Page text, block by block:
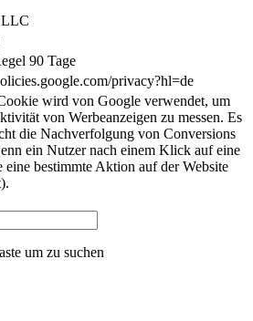
LLC
90 Tage
privacy?hl=de
wird von Google verwendet, um
von Werbeanzeigen zu messen. Es
die Nachverfolgung von Conversions
ein Nutzer nach einem Klick auf eine
eine bestimmte Aktion auf der Website
um zu suchen